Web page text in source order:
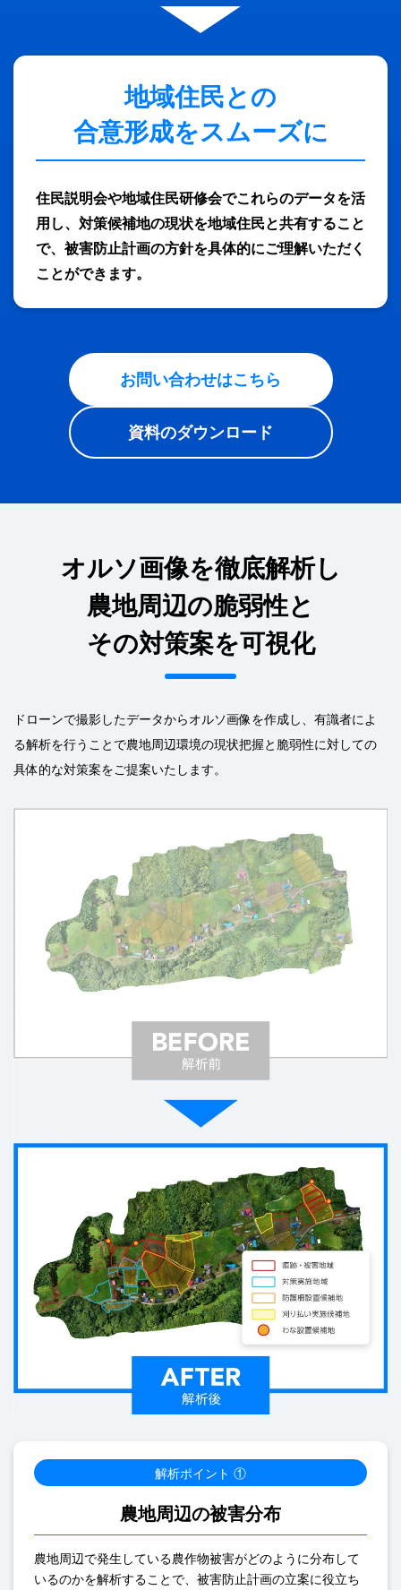
地域住民との
合意形成をスムーズに
住民説明会や地域住民研修会でこれらのデータを活
用し、対策候補地の現状を地域住民と共有すること
で、被害防止計画の方針を具体的にご理解いただく
ことができます。
お問い合わせはこちら
資料のダウンロード
オルソ画像を徹底解析し
農地周辺の脆弱性と
その対策案を可視化
ドローンで撮影したデータからオルソ画像を作成し、有識者によ
る解析を行うことで農地周辺環境の現状把握と脆弱性に対しての
具体的な対策案をご提案いたします。
解析ポイント ①
農地周辺の被害分布
農地周辺で発生している農作物被害がどのように分布して
いるのかを解析することで、被害防止計画の立案に役立ち